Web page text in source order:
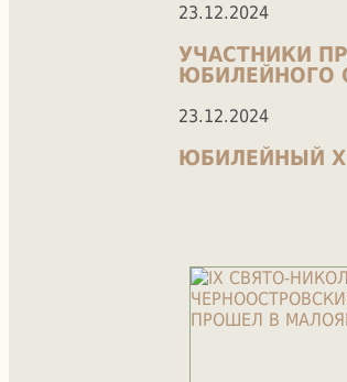
23.12.2024
УЧАСТНИКИ
ЮБИЛЕЙНОГО
23.12.2024
ЮБИЛЕЙНЫЙ